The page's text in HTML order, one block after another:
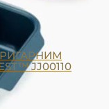
JJ00110